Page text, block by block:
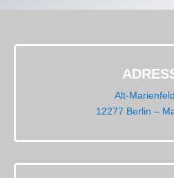
Alt-
12277 Berlin –